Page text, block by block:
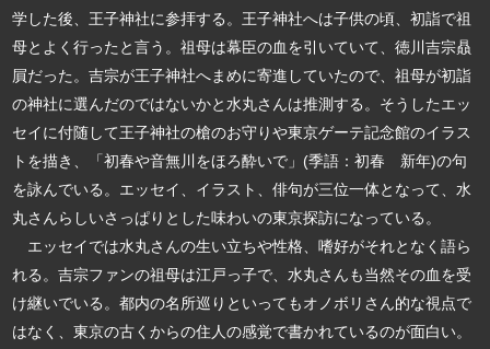
学した後、王子神社に参拝する。王子神社へは子供の頃、初詣で祖
母とよく行ったと言う。祖母は幕臣の血を引いていて、徳川吉宗贔
屓だった。吉宗が王子神社へまめに寄進していたので、祖母が初詣
の神社に選んだのではないかと水丸さんは推測する。そうしたエッ
セイに付随して王子神社の槍のお守りや東京ゲーテ記念館のイラス
トを描き、「初春や音無川をほろ酔いで」(季語：初春 新年)の句
を詠んでいる。エッセイ、イラスト、俳句が三位一体となって、水
丸さんらしいさっぱりとした味わいの東京探訪になっている。
エッセイでは水丸さんの生い立ちや性格、嗜好がそれとなく語ら
れる。吉宗ファンの祖母は江戸っ子で、水丸さんも当然その血を受
け継いでいる。都内の名所巡りといってもオノボリさん的な視点で
はなく、東京の古くからの住人の感覚で書かれているのが面白い。